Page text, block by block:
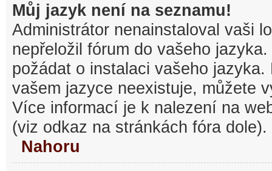
Můj jazyk není na seznamu!
Administrátor nenainstaloval vaši
nepřeložil fórum do vašeho
požádat o instalaci vašeho
vašem jazyce neexistuje, můžete
Více informací je k nalezení na
(viz odkaz na stránkách fóra dole).
Nahoru